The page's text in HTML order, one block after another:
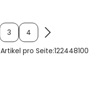
3
4
Artikel pro Seite:122448100